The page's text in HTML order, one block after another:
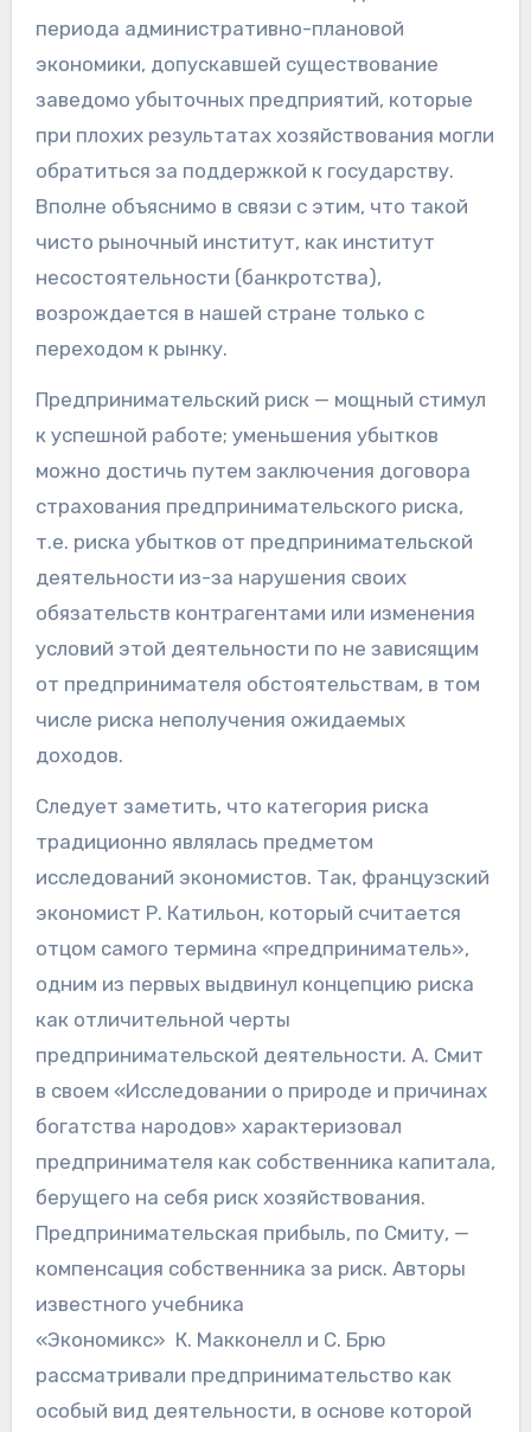
периода административно-плановой
экономики, допускавшей существование
заведомо убыточных предприятий, которые
при плохих результатах хозяйствования могли
обратиться за поддержкой к государству.
Вполне объяснимо в связи с этим, что такой
чисто рыночный институт, как институт
несостоятельности (банкротства),
возрождается в нашей стране только с
переходом к рынку.
Предпринимательский риск — мощный стимул
к успешной работе; уменьшения убытков
можно достичь путем заключения договора
страхования предпринимательского риска,
т.е. риска убытков от предпринимательской
деятельности из-за нарушения своих
обязательств контрагентами или изменения
условий этой деятельности по не зависящим
от предпринимателя обстоятельствам, в том
числе риска неполучения ожидаемых
доходов.
Следует заметить, что категория риска
традиционно являлась предметом
исследований экономистов. Так, французский
экономист Р. Катильон, который считается
отцом самого термина «предприниматель»,
одним из первых выдвинул концепцию риска
как отличительной черты
предпринимательской деятельности. А. Смит
в своем «Исследовании о природе и причинах
богатства народов» характеризовал
предпринимателя как собственника капитала,
берущего на себя риск хозяйствования.
Предпринимательская прибыль, по Смиту, —
компенсация собственника за риск. Авторы
известного учебника
«Экономикс» К. Макконелл и С. Брю
рассматривали предпринимательство как
особый вид деятельности, в основе которой